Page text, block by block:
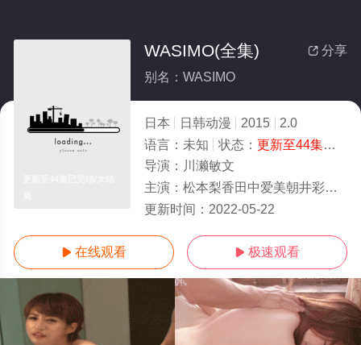
 分享
WASIMO(全集)
别名：WASIMO
日本 日韩动漫 2015
2.0
语言： 未知 状态： 更新至44集已完结
导演： 川濑敏文
主演： 松本梨香田中爱美朝井彩加牛山茂
更新时间： 2022-05-22
 在线观看  极速观看